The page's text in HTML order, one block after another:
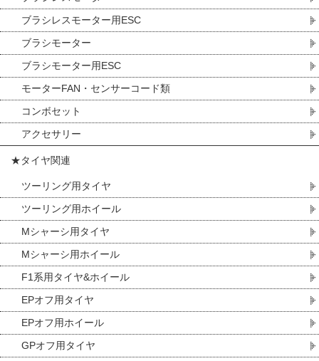
ブラシレスモーター用ESC
ブラシモーター
ブラシモーター用ESC
モーターFAN・センサーコード類
コンボセット
アクセサリー
★タイヤ関連
ツーリング用タイヤ
ツーリング用ホイール
Mシャーシ用タイヤ
Mシャーシ用ホイール
F1系用タイヤ&ホイール
EPオフ用タイヤ
EPオフ用ホイール
GPオフ用タイヤ